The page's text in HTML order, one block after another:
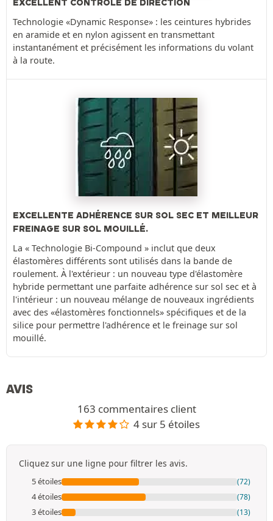
Technologie «Dynamic Response» : les ceintures hybrides
en aramide et en nylon agissent en transmettant
instantanément et précisément les informations du volant
à la route.
EXCELLENTE ADHÉRENCE SUR SOL SEC ET MEILLEUR
FREINAGE SUR SOL MOUILLÉ.
La « Technologie Bi-Compound » inclut que deux
élastomères différents sont utilisés dans la bande de
roulement. À l'extérieur : un nouveau type d'élastomère
hybride permettant une parfaite adhérence sur sol sec et à
l'intérieur : un nouveau mélange de nouveaux ingrédients
avec des «élastomères fonctionnels» spécifiques et de la
silice pour permettre l'adhérence et le freinage sur sol
mouillé.
AVIS
163 commentaires client
4 sur 5 étoiles
Cliquez sur une ligne pour filtrer les avis.
5 étoiles (72)
4 étoiles (78)
3 étoiles (13)